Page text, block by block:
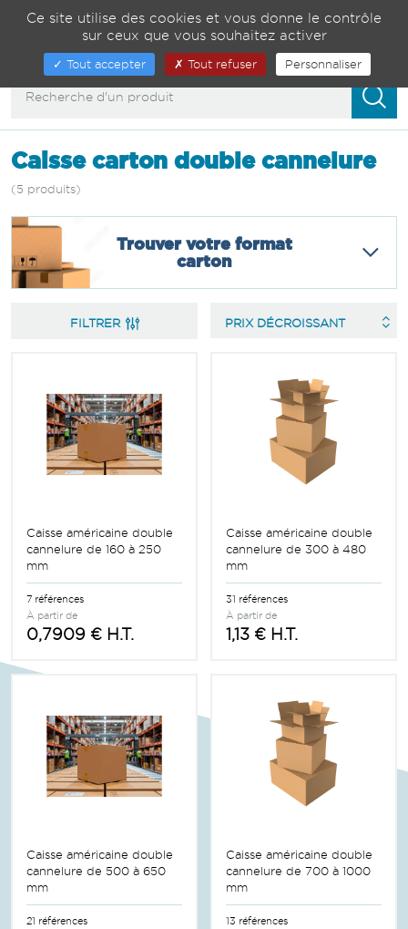
04 75 82 01 23
Afficher/masquer
navigation
Caisse carton double cannelure
(5 produits)
Trouver votre format
carton
FILTRER
Caisse américaine double
cannelure de 160 à 250
mm
7 références
À partir de
0,7909 € H.T.
Caisse américaine double
cannelure de 300 à 480
mm
31 références
À partir de
1,13 € H.T.
Caisse américaine double
cannelure de 500 à 650
mm
21 références
Caisse américaine double
cannelure de 700 à 1000
mm
13 références
Ce site utilise des cookies et vous donne le contrôle
sur ceux que vous souhaitez activer
Tout accepter Tout refuser Personnaliser